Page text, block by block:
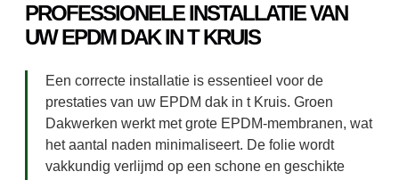
PROFESSIONELE INSTALLATIE VAN
UW EPDM DAK IN T KRUIS
Een correcte installatie is essentieel voor de
prestaties van uw EPDM dak in t Kruis. Groen
Dakwerken werkt met grote EPDM-membranen, wat
het aantal naden minimaliseert. De folie wordt
vakkundig verlijmd op een schone en geschikte